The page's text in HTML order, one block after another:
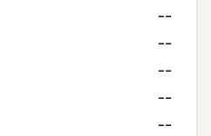
--
--
--
--
--